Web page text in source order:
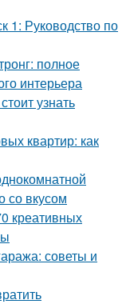
1: Руководство по
полное
интерьера
узнать
квартир: как
со вкусом
креативных
советы и